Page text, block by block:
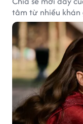
tâm từ nhiều khán